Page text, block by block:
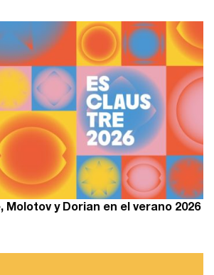
Molotov y Dorian en el verano 2026